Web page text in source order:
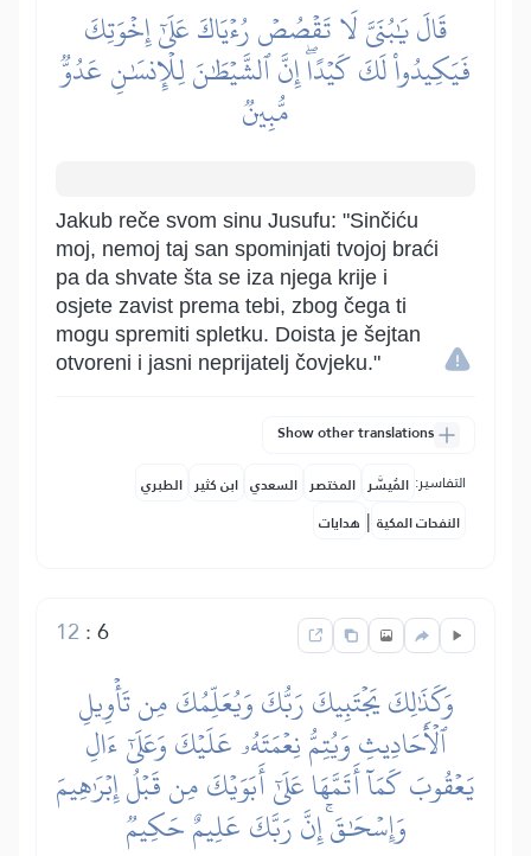
قَالَ يَٰبُنَيَّ لَا تَقۡصُصۡ رُءۡيَاكَ عَلَىٰٓ إِخۡوَتِكَ
فَيَكِيدُواْ لَكَ كَيۡدًاۖ إِنَّ ٱلشَّيۡطَٰنَ لِلۡإِنسَٰنِ عَدُوّٞ
مُّبِينٞ
Jakub reče svom sinu Jusufu: "Sinčiću
moj, nemoj taj san spominjati tvojoj braći
pa da shvate šta se iza njega krije i
osjete zavist prema tebi, zbog čega ti
mogu spremiti spletku. Doista je šejtan
otvoreni i jasni neprijatelj čovjeku."
Show other translations
التفاسير: المُيسَّر المختصر السعدي ابن كثير الطبري
النفحات المكية | هدايات
6
:
12
وَكَذَٰلِكَ يَجۡتَبِيكَ رَبُّكَ وَيُعَلِّمُكَ مِن تَأۡوِيلِ
ٱلۡأَحَادِيثِ وَيُتِمُّ نِعۡمَتَهُۥ عَلَيۡكَ وَعَلَىٰٓ ءَالِ
يَعۡقُوبَ كَمَآ أَتَمَّهَا عَلَىٰٓ أَبَوَيۡكَ مِن قَبۡلُ إِبۡرَٰهِيمَ
وَإِسۡحَٰقَۚ إِنَّ رَبَّكَ عَلِيمٌ حَكِيمٞ